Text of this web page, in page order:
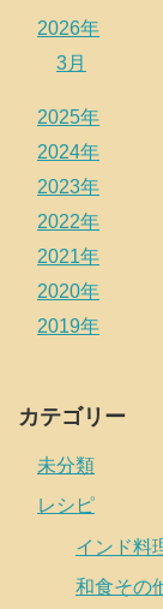
2026年
3月
2025年
2024年
2023年
2022年
2021年
2020年
2019年
カテゴリー
未分類
レシピ
インド料
和食その